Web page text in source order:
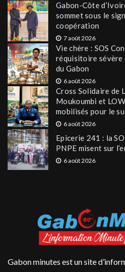
Gabon-Côte
sommet sous le
coopération
7 août 2026
Vie chère : SOS
réquisitoire sévère
du Gabon
6 août 2026
Cross Solidaire de
Moukoumbi et
mobilisés pour le
6 août 2026
Epicerie 241 : la
PNPE misent sur
6 août 2026
Gabon minutes est un site